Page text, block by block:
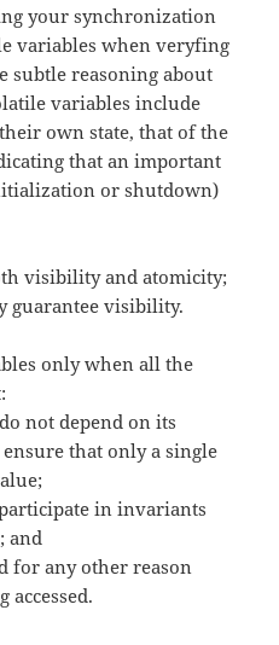
your synchronization
variables when veryfing
subtle reasoning about
variables include
own state, that of the
that an important
or shutdown)
visibility and atomicity;
guarantee visibility.
only when all the
not depend on its
that only a single
in invariants
and
for any other reason